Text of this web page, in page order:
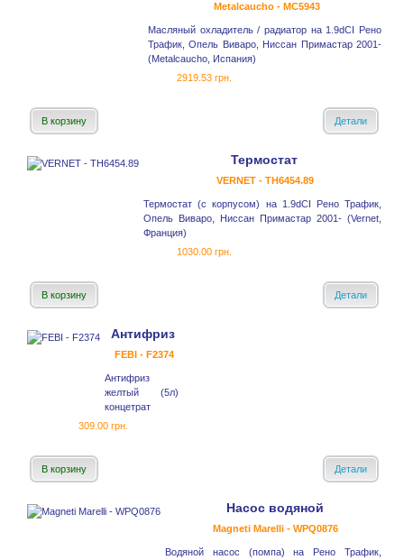
Metalcaucho - MC5943
Масляный охладитель / радиатор на 1.9dCI Рено
Трафик, Опель Виваро, Ниссан Примастар 2001-
(Metalcaucho, Испания)
2919.53 грн.
В корзину Детали
Термостат
VERNET - TH6454.89
Термостат (с корпусом) на 1.9dCI Рено Трафик,
Опель Виваро, Ниссан Примастар 2001- (Vernet,
Франция)
1030.00 грн.
В корзину Детали
Антифриз
FEBI - F2374
Антифриз
желтый (5л)
концетрат
309.00 грн.
В корзину Детали
Насос водяной
Magneti Marelli - WPQ0876
Водяной насос (помпа) на Рено Трафик,